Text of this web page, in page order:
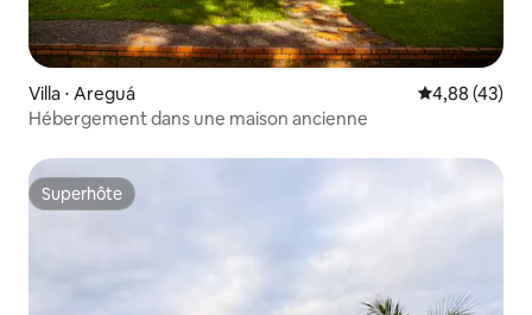
Villa ⋅ Areguá Évaluation
4,88 (43)
Hébergement dans une maison ancienne
Superhôte
Superhôte